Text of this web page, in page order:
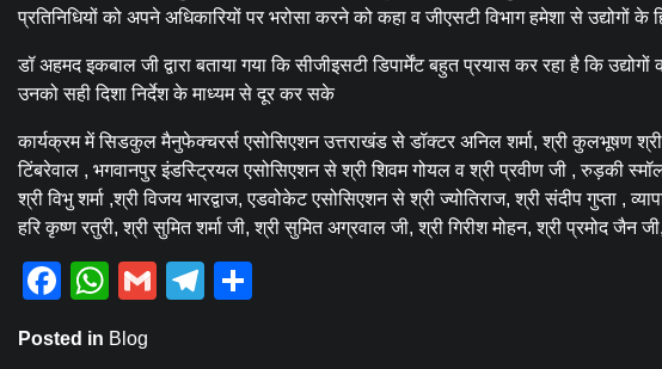
प्रतिनिधियों को अपने अधिकारियों पर भरोसा करने को कहा व जीएसटी विभाग हमेशा से उद्योगों
डॉ अहमद इकबाल जी द्वारा बताया गया कि सीजीइसटी डिपार्मेंट बहुत प्रयास कर रहा है कि
उनको सही दिशा निर्देश के माध्यम से दूर कर सके
कार्यक्रम में सिडकुल मैनुफेक्चरर्स एसोसिएशन उत्तराखंड से डॉक्टर अनिल शर्मा, श्री कुलभूषण
टिंबरेवाल , भगवानपुर इंडस्ट्रियल एसोसिएशन से श्री शिवम गोयल व श्री प्रवीण जी , रुड़की
श्री विभु शर्मा ,श्री विजय भारद्वाज, एडवोकेट एसोसिएशन से श्री ज्योतिराज, श्री संदीप गुप्ता
हरि कृष्ण रतुरी, श्री सुमित शर्मा जी, श्री सुमित अग्रवाल जी, श्री गिरीश मोहन, श्री प्रमोद जैन
Facebook
WhatsApp
GmailTelegram
Posted in Blog